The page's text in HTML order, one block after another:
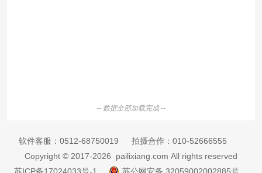
-- 数据全部加载完成 --
软件客服： 0512-68750019 拍摄合作： 010-52666555
Copyright © 2017-2026 pailixiang.com All rights reserved
苏ICP备17024033号-1
苏公网安备 32059002002885号